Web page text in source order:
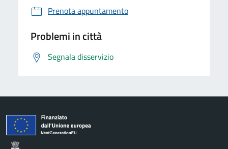
Prenota appuntamento
Problemi in città
Segnala disservizio